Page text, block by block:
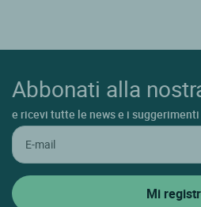
Abbonati alla
e ricevi tutte le news e i